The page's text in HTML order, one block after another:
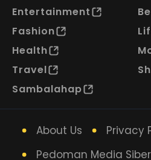
Entertainment
Fashion
Health
Travel
Sambalahap
About Us
Privacy
Pedoman Media Siber